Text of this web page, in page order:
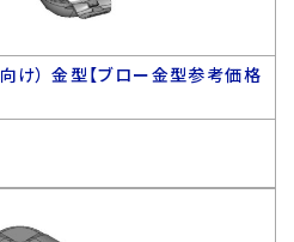
け） 金型【ブロー金型参考価格